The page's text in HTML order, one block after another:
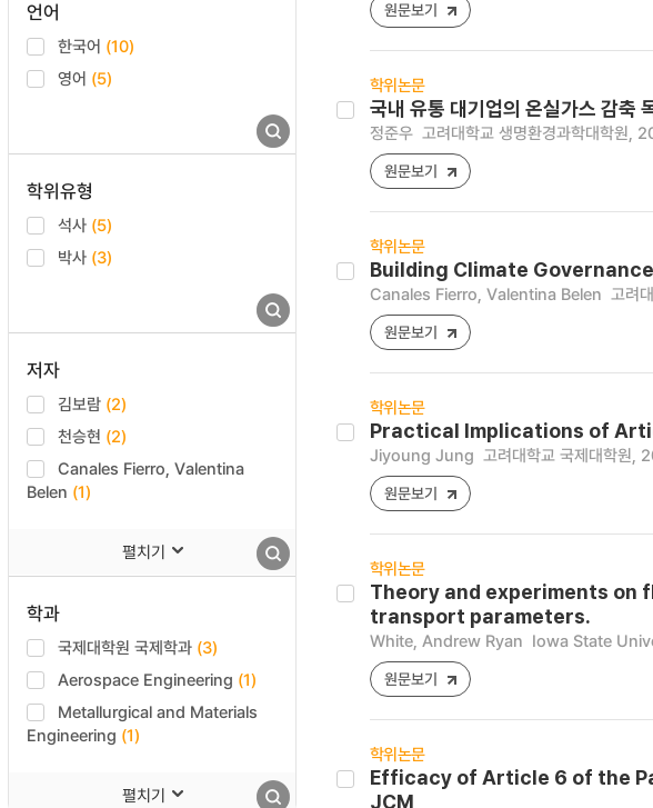
언어
한국어 (10)
영어 (5)
학위유형
석사 (5)
박사 (3)
저자
김보람 (2)
천승현 (2)
Canales Fierro, Valentina
Belen (1)
펼치기
학과
국제대학원 국제학과 (3)
Aerospace Engineering (1)
Metallurgical and Materials
Engineering (1)
펼치기
원문보기
학위논문
국내 유통 대기업의 온실가스 감축
정준우 고려대학교 생명환경과학대학원,
원문보기
학위논문
Building Climate
Canales Fierro, Valentina Belen 고려
원문보기
학위논문
Practical Implications of
Jiyoung Jung 고려대학교 국제대학원,
원문보기
학위논문
Theory and experiments
transport parameters.
White, Andrew Ryan Iowa State
원문보기
학위논문
Efficacy of Article 6 of the
JCM